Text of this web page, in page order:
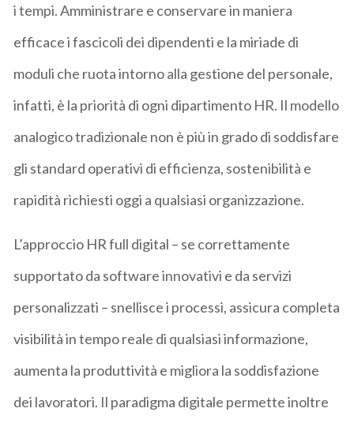
i tempi. Amministrare e conservare in maniera
efficace i fascicoli dei dipendenti e la miriade di
moduli che ruota intorno alla gestione del personale,
infatti, è la priorità di ogni dipartimento HR. Il modello
analogico tradizionale non è più in grado di soddisfare
gli standard operativi di efficienza, sostenibilità e
rapidità richiesti oggi a qualsiasi organizzazione.
L’approccio HR full digital – se correttamente
supportato da software innovativi e da servizi
personalizzati – snellisce i processi, assicura completa
visibilità in tempo reale di qualsiasi informazione,
aumenta la produttività e migliora la soddisfazione
dei lavoratori. Il paradigma digitale permette inoltre